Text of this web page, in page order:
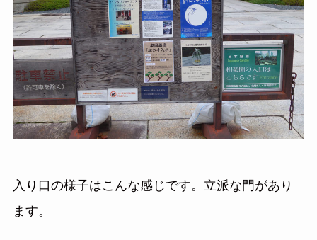
入り口の様子はこんな感じです。立派な門があり
ます。